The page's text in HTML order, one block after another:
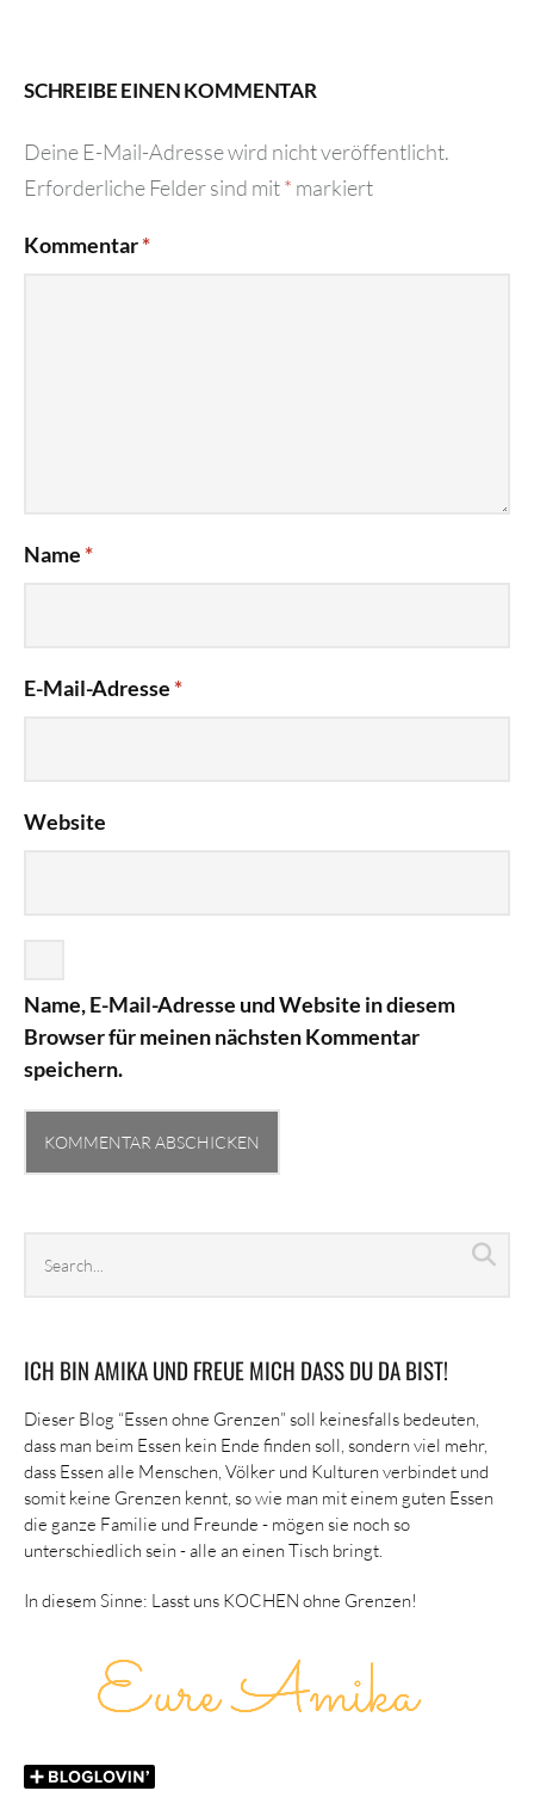
SCHREIBE EINEN KOMMENTAR
Deine E-Mail-Adresse wird nicht veröffentlicht.
Erforderliche Felder sind mit* markiert
Kommentar*
Name *
E-Mail-Adresse *
Website
Name, E-Mail-Adresse und Website in diesem
Browser für meinen nächsten Kommentar
speichern.
archives
ICH BIN AMIKA UND FREUE MICH DASS DU DA BIST!
Dieser Blog “Essen ohne Grenzen” soll keinesfalls bedeuten,
dass man beim Essen kein Ende finden soll, sondern viel mehr,
dass Essen alle Menschen, Völker und Kulturen verbindet und
somit keine Grenzen kennt, so wie man mit einem guten Essen
die ganze Familie und Freunde - mögen sie noch so
unterschiedlich sein - alle an einen Tisch bringt.
In diesem Sinne: Lasst uns KOCHEN ohne Grenzen!